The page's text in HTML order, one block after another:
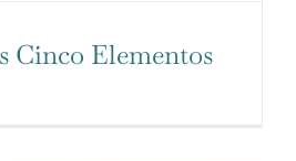
Cinco Elementos